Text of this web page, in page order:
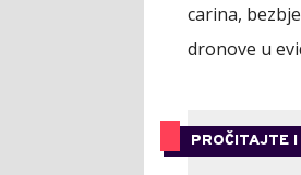
carina,
dronove u
PROČITAJTE I